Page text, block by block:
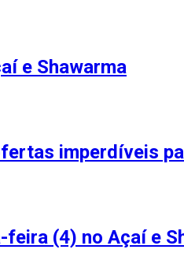
e Shawarma
imperdíveis
(4) no Açaí e